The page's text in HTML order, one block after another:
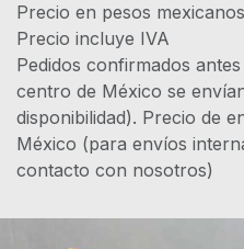
Precio en pesos
Precio
Pedidos confirmados
centro de México se
disponibilidad). Precio de
México (para envíos
contacto con nosotros)